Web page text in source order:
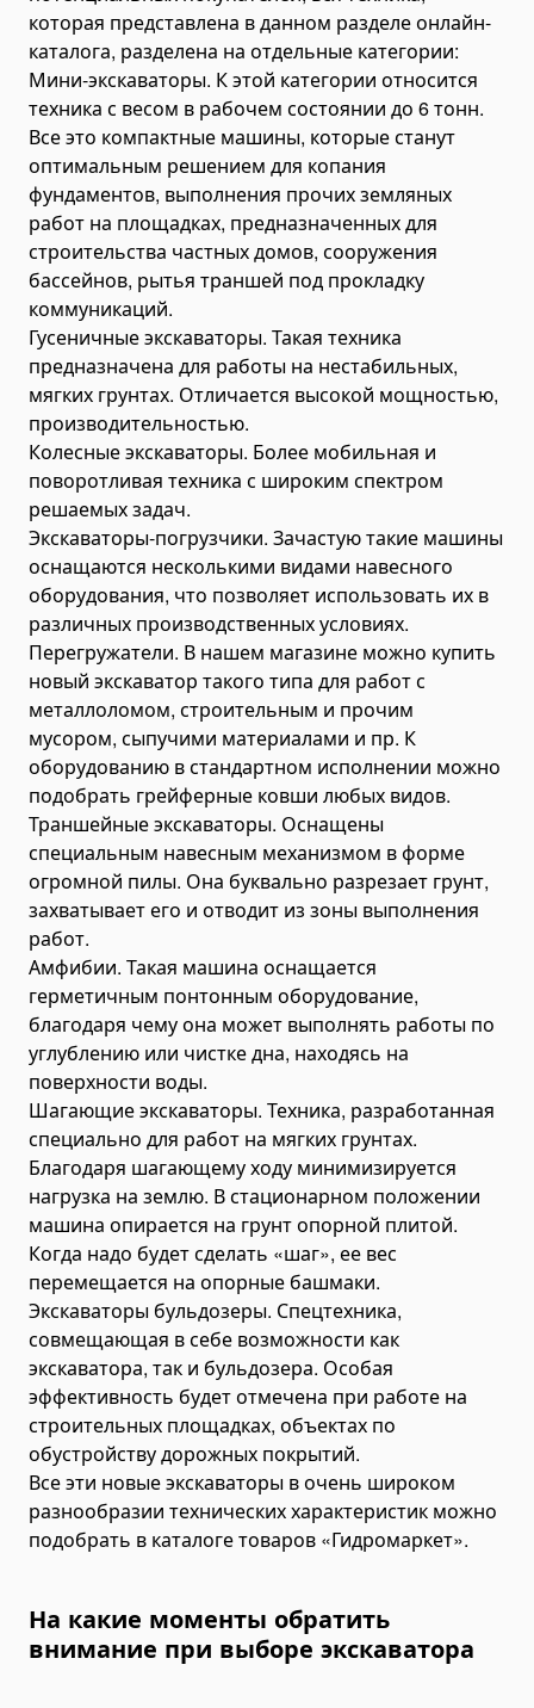
Роклы (рохли)
Подъемники для инвалидов
Заводы
Бетонные заводы
Асфальтные заводы
Автомобилеразгрузчики
Уравнительные платформы
Капсульные дома
Гайковерты
которая представлена в данном разделе онлайн-
каталога, разделена на отдельные категории:
Мини-экскаваторы. К этой категории относится
техника с весом в рабочем состоянии до 6 тонн.
Все это компактные машины, которые станут
оптимальным решением для копания
фундаментов, выполнения прочих земляных
работ на площадках, предназначенных для
строительства частных домов, сооружения
бассейнов, рытья траншей под прокладку
коммуникаций.
Гусеничные экскаваторы. Такая техника
предназначена для работы на нестабильных,
мягких грунтах. Отличается высокой мощностью,
производительностью.
Колесные экскаваторы. Более мобильная и
поворотливая техника с широким спектром
решаемых задач.
Экскаваторы-погрузчики. Зачастую такие машины
оснащаются несколькими видами навесного
оборудования, что позволяет использовать их в
различных производственных условиях.
Перегружатели. В нашем магазине можно купить
новый экскаватор такого типа для работ с
металлоломом, строительным и прочим
мусором, сыпучими материалами и пр. К
оборудованию в стандартном исполнении можно
подобрать грейферные ковши любых видов.
Траншейные экскаваторы. Оснащены
специальным навесным механизмом в форме
огромной пилы. Она буквально разрезает грунт,
захватывает его и отводит из зоны выполнения
работ.
Амфибии. Такая машина оснащается
герметичным понтонным оборудование,
благодаря чему она может выполнять работы по
углублению или чистке дна, находясь на
поверхности воды.
Шагающие экскаваторы. Техника, разработанная
специально для работ на мягких грунтах.
Благодаря шагающему ходу минимизируется
нагрузка на землю. В стационарном положении
машина опирается на грунт опорной плитой.
Когда надо будет сделать «шаг», ее вес
перемещается на опорные башмаки.
Экскаваторы бульдозеры. Спецтехника,
совмещающая в себе возможности как
экскаватора, так и бульдозера. Особая
эффективность будет отмечена при работе на
строительных площадках, объектах по
обустройству дорожных покрытий.
Все эти новые экскаваторы в очень широком
разнообразии технических характеристик можно
подобрать в каталоге товаров «Гидромаркет».
На какие моменты обратить
внимание при выборе экскаватора